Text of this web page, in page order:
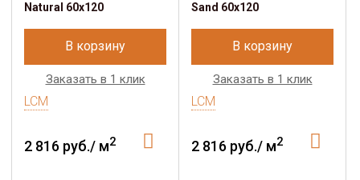
Natural 60x120
В корзину
Заказать в 1 клик
LCM
2 816 руб./ м2
Sand 60x120
В корзину
Заказать в 1 клик
LCM
2 816 руб./ м2